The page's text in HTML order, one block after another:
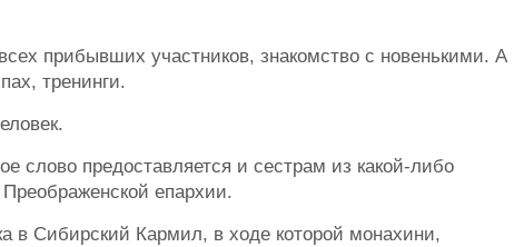
прибывших участников, знакомство с новенькими. А
тренинги.
слово предоставляется и сестрам из какой-либо
епархии.
в Сибирский Кармил, в ходе которой монахини,